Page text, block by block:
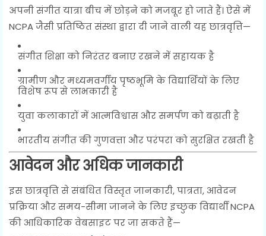
अपनी संगीत यात्रा बीच में छोड़ने को मजबूर हो जाते हैं। ऐसे में
NCPA जैसी प्रतिष्ठित संस्था द्वारा दी जाने वाली यह छात्रवृत्ति—
संगीत शिक्षा को निरंतर बनाए रखने में सहायक है
ग्रामीण और मध्यमवर्गीय पृष्ठभूमि के विद्यार्थियों के लिए
विशेष रूप से लाभकारी है
युवा कलाकारों में आत्मविश्वास और समर्पण को बढ़ाती है
भारतीय संगीत की गुणवत्ता और परंपरा को सुरक्षित रखती है
आवेदन और अधिक जानकारी
इस छात्रवृत्ति से संबंधित विस्तृत जानकारी, पात्रता, आवेदन
प्रक्रिया और समय-सीमा जानने के लिए इच्छुक विद्यार्थी NCPA
की आधिकारिक वेबसाइट पर जा सकते हैं—